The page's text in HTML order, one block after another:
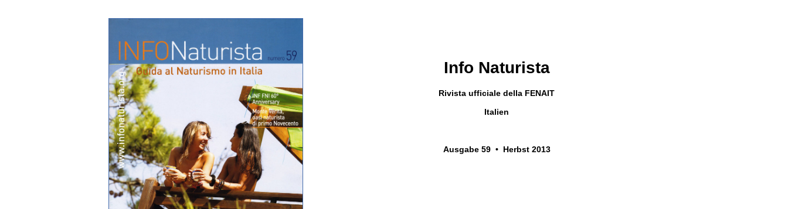
Info Naturista
Rivista ufficiale della FENAIT
Italien
Ausgabe 59 • Herbst 2013